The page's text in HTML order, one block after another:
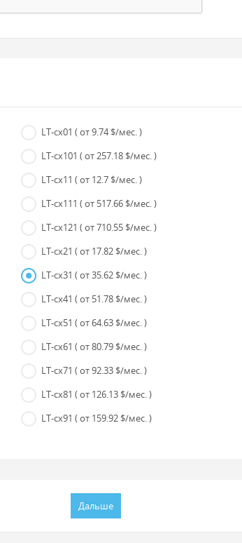
LT-cx01( от 9.74 $/мес. )
LT-cx101( от 257.18 $/мес. )
LT-cx11( от 12.7 $/мес. )
LT-cx111( от 517.66 $/мес. )
LT-cx121( от 710.55 $/мес. )
LT-cx21( от 17.82 $/мес. )
LT-cx31( от 35.62 $/мес. )
LT-cx41( от 51.78 $/мес. )
LT-cx51( от 64.63 $/мес. )
LT-cx61( от 80.79 $/мес. )
LT-cx71( от 92.33 $/мес. )
LT-cx81( от 126.13 $/мес. )
LT-cx91( от 159.92 $/мес. )